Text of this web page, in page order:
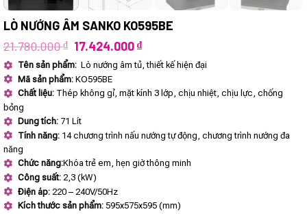
LÒ NƯỚNG ÂM SANKO KO595BE
21.780.000₫ Giá
gốc
là:
21.780.000 ₫.
17.424.000₫Giá
hiện
tại
17.424.000 ₫.
Tên sản phẩm: Lò nướng âm tủ, thiết kế hiện đại
Mã sản phẩm: KO595BE
Chất liệu: Thép không gỉ, mặt kính 3 lớp, chịu nhiệt, chịu lực, chống
bỏng
Dung tích: 71 Lít
Tính năng: 14 chương trình nấu nướng tự động, chương trình nướng đa
năng
Chức năng:Khóa trẻ em, hẹn giờ thông minh
Công suất: 2,3 (kW)
Điện áp: 220 – 240V/50Hz
Kích thước sản phẩm: 595x575x595 (mm)